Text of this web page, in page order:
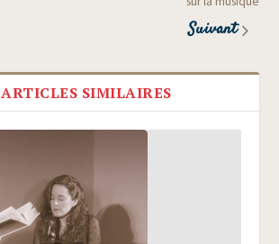
Suivant
ARTICLES SIMILAIRES